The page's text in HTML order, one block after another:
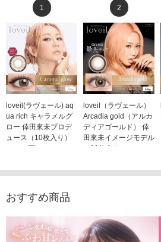
1
loveil(ラヴェール) aq
ua rich キャラメルグ
ロー 倖田來未プロデ
ュース（10枚入り）
1,760円
2
loveil（ラヴェール）
Arcadia gold（アルカ
ディアゴールド） 倖
田來未イメージモデル
（10枚入り）
おすすめ商品